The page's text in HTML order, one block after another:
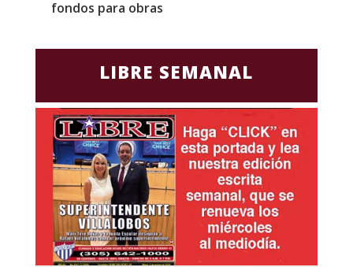
fondos para obras
LIBRE SEMANAL